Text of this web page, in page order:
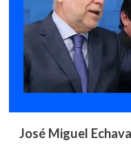
José Miguel